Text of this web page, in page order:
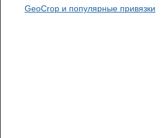
GeoCrop и популярные привязки